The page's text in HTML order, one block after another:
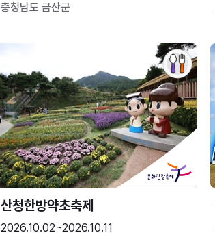
충청남도 금산군
산청한방약초축제
2026.10.02~2026.10.11